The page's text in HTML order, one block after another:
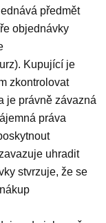
předmět
objednávky
Kupující je
zkontrolovat
je právně závazná
práva
uhradit
stvrzuje, že se